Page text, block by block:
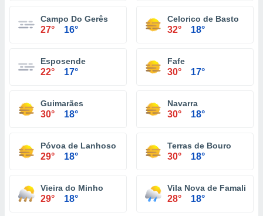
Campo Do Gerês
27° 16°
Celorico de Basto
32° 18°
Esposende
22° 17°
Fafe
30° 17°
Guimarães
30° 18°
Navarra
30° 18°
Póvoa de Lanhoso
29° 18°
Terras de Bouro
30° 18°
Vieira do Minho
29° 18°
Vila Nova de Famalicão
28° 18°